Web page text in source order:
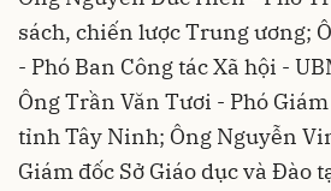
sách, chiến lược Trung ương;
- Phó Ban Công tác Xã hội -
Ông Trần Văn Tươi - Phó
tỉnh Tây Ninh; Ông Nguyễn
Giám đốc Sở Giáo dục và Đào